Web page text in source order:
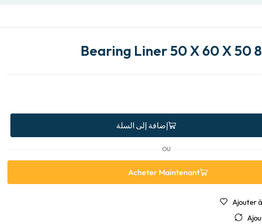
Bearing Liner 50 X 60 X 50
إضافة إلى السلة
OU
Acheter Maintenant
Ajouter